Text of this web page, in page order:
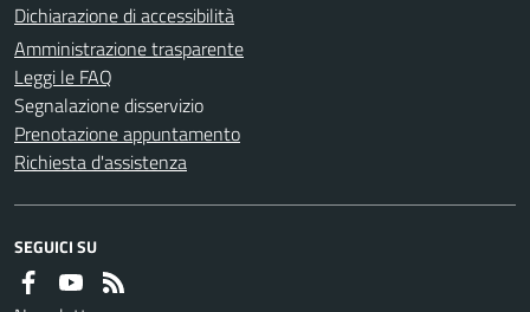
Dichiarazione di accessibilità
Amministrazione trasparente
Leggi le FAQ
Segnalazione disservizio
Prenotazione appuntamento
Richiesta d'assistenza
SEGUICI SU